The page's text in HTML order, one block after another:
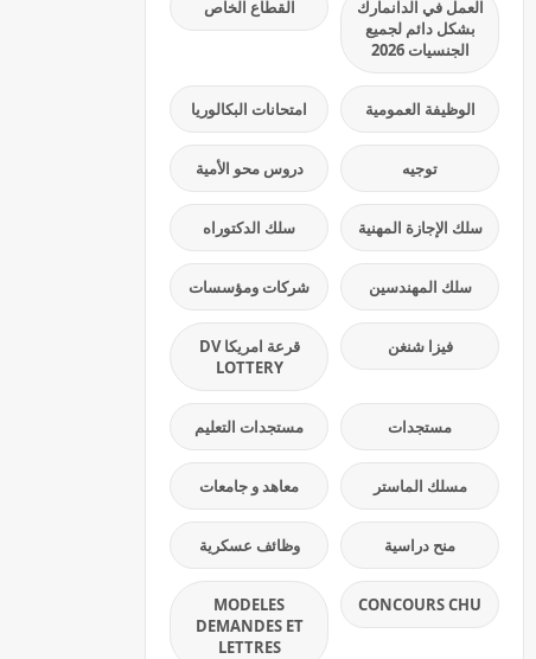
العمل في الدانمارك
بشكل دائم لجميع
الجنسيات 2026
القطاع الخاص
الوظيفة العمومية امتحانات البكالوريا
توجيه دروس محو الأمية
سلك الإجازة المهنية سلك الدكتوراه
سلك المهندسين شركات ومؤسسات
فيزا شنغن
قرعة امريكا DV
LOTTERY
مستجدات مستجدات التعليم
مسلك الماستر معاهد و جامعات
منح دراسية وظائف عسكرية
CONCOURS CHU
MODELES
DEMANDES ET
LETTRES